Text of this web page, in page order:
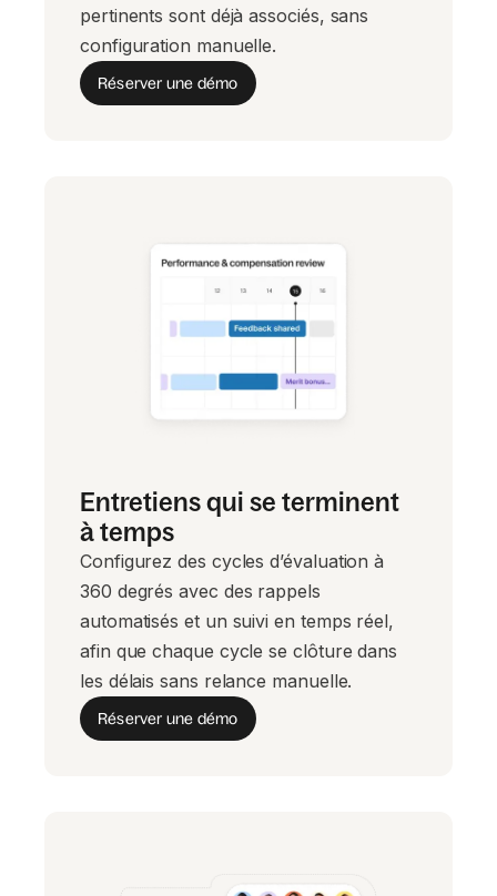
pertinents sont déjà associés, sans
configuration manuelle.
Réserver une démo
Entretiens qui se terminent
à temps
Configurez des cycles d’évaluation à
360 degrés avec des rappels
automatisés et un suivi en temps réel,
afin que chaque cycle se clôture dans
les délais sans relance manuelle.
Réserver une démo